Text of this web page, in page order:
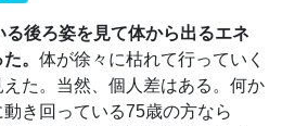
後ろ姿を見て体から出るエネ
。 体が徐々に枯れて行っていく
た。当然、個人差はある。何か
き回っている75歳の方なら